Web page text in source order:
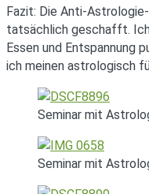
Fazit: Die Anti-
tatsächlich geschafft. Ich
Essen und Entspannung
ich meinen astrologisch
Seminar mit
Seminar mit